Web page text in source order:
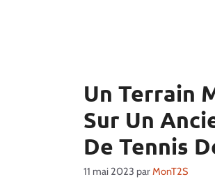
Un Terrain
Sur Un
De Tennis
11 mai 2023 parMonT2S